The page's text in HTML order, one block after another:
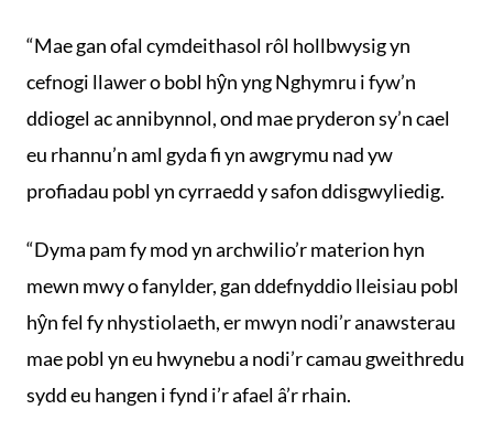
“Mae gan ofal cymdeithasol rôl hollbwysig yn
cefnogi llawer o bobl hŷn yng Nghymru i fyw’n
ddiogel ac annibynnol, ond mae pryderon sy’n cael
eu rhannu’n aml gyda fi yn awgrymu nad yw
profiadau pobl yn cyrraedd y safon ddisgwyliedig.
“Dyma pam fy mod yn archwilio’r materion hyn
mewn mwy o fanylder, gan ddefnyddio lleisiau pobl
hŷn fel fy nhystiolaeth, er mwyn nodi’r anawsterau
mae pobl yn eu hwynebu a nodi’r camau gweithredu
sydd eu hangen i fynd i’r afael â’r rhain.